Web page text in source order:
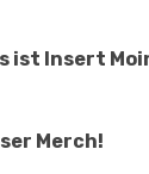
ist Insert
Merch!